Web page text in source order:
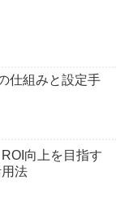
仕組みと設定手
向上を目指す
法